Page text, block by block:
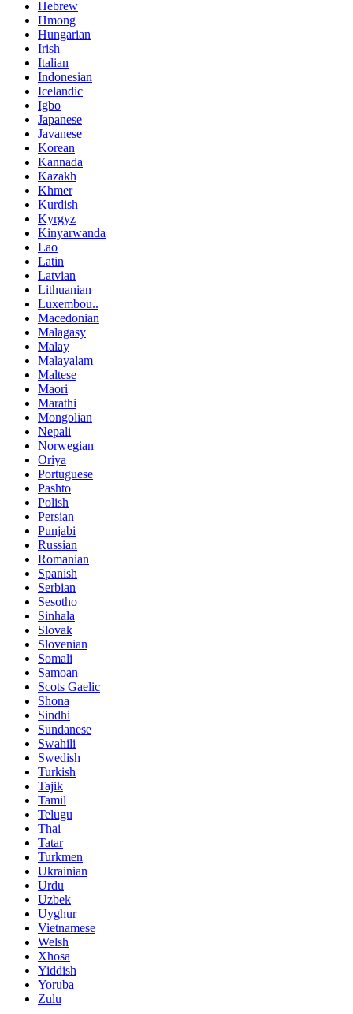
Hebrew
Hmong
Hungarian
Irish
Italian
Indonesian
Icelandic
Igbo
Japanese
Javanese
Korean
Kannada
Kazakh
Khmer
Kurdish
Kyrgyz
Kinyarwanda
Lao
Latin
Latvian
Lithuanian
Luxembou..
Macedonian
Malagasy
Malay
Malayalam
Maltese
Maori
Marathi
Mongolian
Nepali
Norwegian
Oriya
Portuguese
Pashto
Polish
Persian
Punjabi
Russian
Romanian
Spanish
Serbian
Sesotho
Sinhala
Slovak
Slovenian
Somali
Samoan
Scots Gaelic
Shona
Sindhi
Sundanese
Swahili
Swedish
Turkish
Tajik
Tamil
Telugu
Thai
Tatar
Turkmen
Ukrainian
Urdu
Uzbek
Uyghur
Vietnamese
Welsh
Xhosa
Yiddish
Yoruba
Zulu